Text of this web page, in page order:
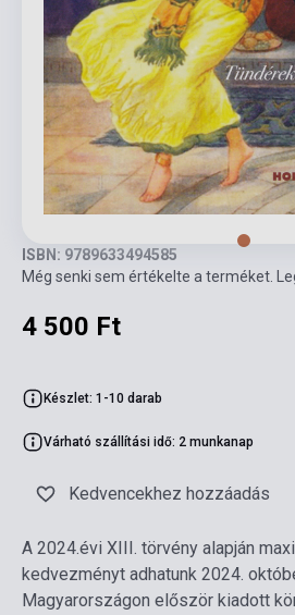
ISBN: 9789633494585
Még senki sem értékelte a terméket.
4 500 Ft
Készlet: 1-10 darab
Várható szállítási idő: 2 munkanap
Kedvencekhez hozzáadás
A 2024.évi XIII. törvény alapján
kedvezményt adhatunk 2024.
Magyarországon először kiadott